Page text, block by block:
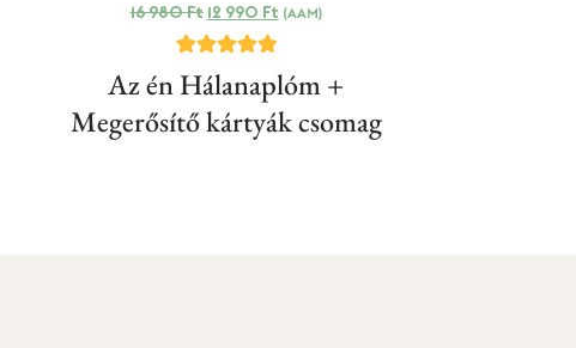
16 980Ft 12 990 Ft (AAM)
Értékelés
4.89
értékelés
Az én Hálanaplóm +
Megerősítő kártyák csomag